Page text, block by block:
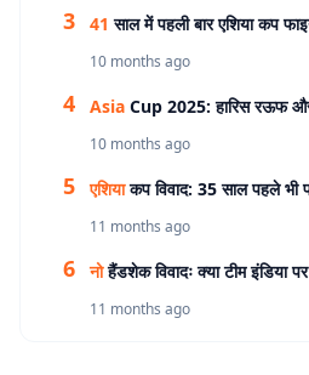
41 साल में पहली बार एशिया कप
10 months ago
Asia Cup 2025: हारिस रऊफ
10 months ago
एशियाकप विवाद: 35 साल पहले भी
11 months ago
नोहैंडशेक विवादः क्या टीम इंडिया
11 months ago